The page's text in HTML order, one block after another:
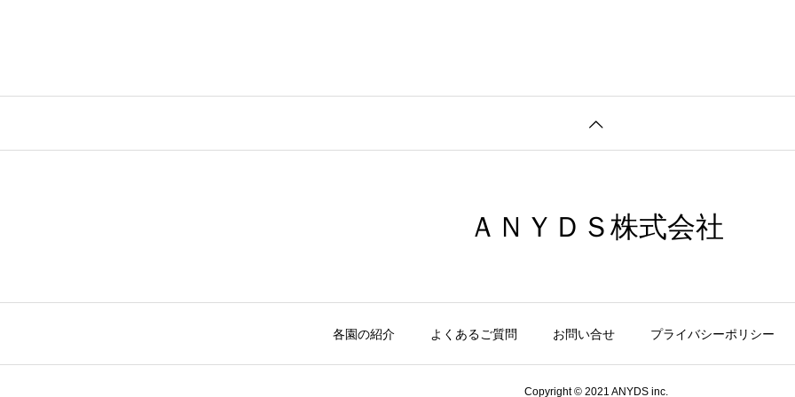
ＡＮＹＤＳ株式会社
各園の紹介 よくあるご質問 お問い合せ プライバシーポリシー
Copyright © 2021 ANYDS inc.